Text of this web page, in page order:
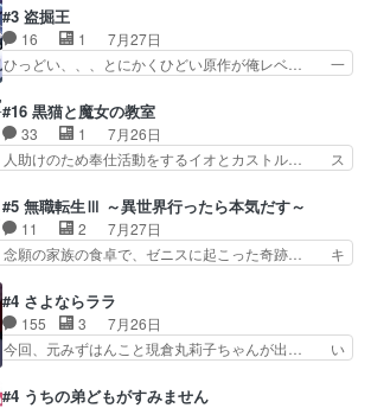
うございました！アリとセイ… ごめん、そういう
話がしたい作品じゃないの… 第４話感想：その口
止め効果あるかな？ミミ…
カノ版ラブライブ！？こういうのは人… 俺、みん
なのレッスン動画をDVDが焼きき… アナウンス
役で出演いたしましたみんなのア… 恋太郎ファミ
リーがガチでアイドルに挑戦！… ギャグギャグし
カノGirlfrien… 『アイドル伝説恋太郎ファミリ
ー』にて「ア… 安木路佐ウル子役で出演いたしま
したクォリ…
#3 盗掘王
16 1
7月27日
ひっどい、、、とにかくひどい原作が俺レベ… 一
美咲さんと言えば幼女！アイマスの市原… 遼河は
目的の為には人命も軽視するタイプの… 4つのス
キルが揃う。広い墓を捜索中、遼河… 村正はそん
なおどろおどろしいエピソードあ… 気持ちよくし
レベのアニメ制作を日本に奪… 予言で正体がバレ
る、もう騙し討ちは出来な… 村正の墓、アニメで
見ると一杯で怖いな。ア…
#16 黒猫と魔女の教室
33 1
7月26日
人助けのため奉仕活動をするイオとカストル… ス
とカストルの共通点は、魔法の制御が出… 椋鳥の
大群て…住民から迷惑がられてない？… キングコ
ングor進撃の巨人牡羊座のアルデ… スピカ・イ
オ・カストルという組み合わせ。… 有り余るパワ
みかたが雑になってきてるな… イキりカストルは
怖がりやったかあスピカな… 鏡の世界への突入と
新たな依頼サブタイトル…
#5 無職転生Ⅲ ～異世界行ったら本気だす～
11 2
7月27日
念願の家族の食卓で、ゼニスに起こった奇跡… キ
ナリーゼの悪魔の囁きwクリフとエリナ… 悪魔の
囁きやめてくださいwおい、1番重要… ゼニスも
感情が出てきてて良い方向に進んで… 第５話を
ABEMAで視聴しました。視聴に… クリフとエリ
相変わらずで草ルディ君釣り… ルーデウスにシル
#4 さよならララ
155 3
7月26日
今回、元みずはんこと現倉丸莉子ちゃんが出… い
様とは...本当の愛とは...なんぞ… テンポの良いボ
#4 うちの弟どもがすみません